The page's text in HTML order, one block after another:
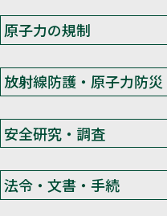
原子力の規制
放射線防護・原子力防災
安全研究・調査
法令・文書・手続